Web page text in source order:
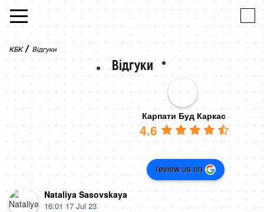
Skip to content
КБК / Відгуки
Відгуки
Карпати Буд Каркас
4.6
review us on
Nataliya Sasovskaya
16:01 17 Jul 23